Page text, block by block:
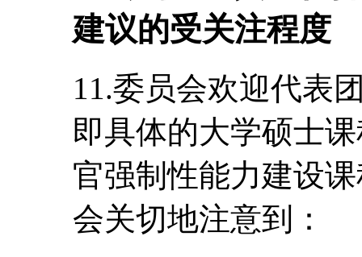
建议的受关注程度
11.委员会欢迎代表
即具体的大学硕士
官强制性能力建设
会关切地注意到：